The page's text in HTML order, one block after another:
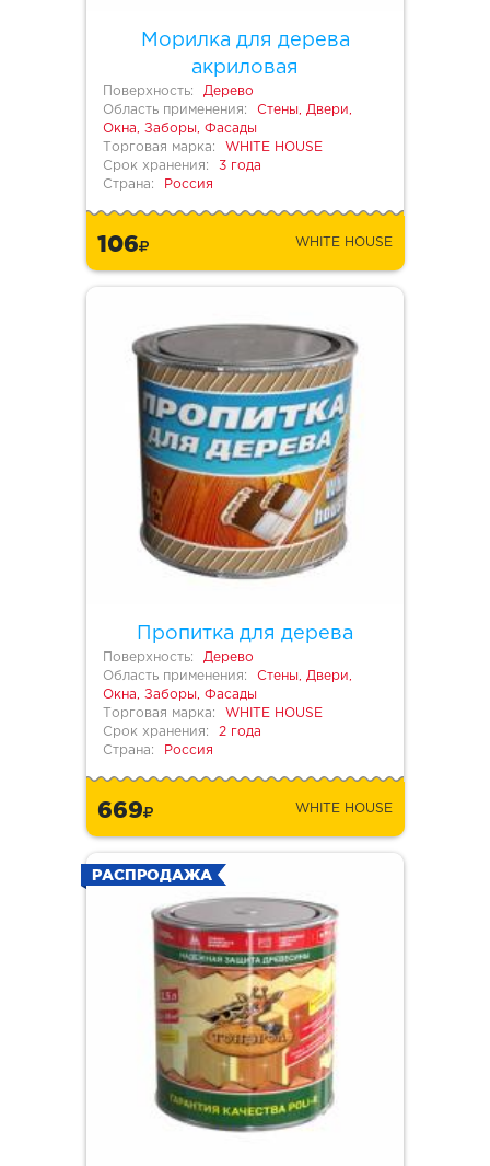
Морилка для дерева
акриловая
Поверхность:
Дерево
Область применения:
Стены, Двери,
Окна, Заборы, Фасады
Торговая марка:
WHITE HOUSE
Срок хранения:
3 года
Страна:
Россия
106 WHITE HOUSE
Пропитка для дерева
Поверхность:
Дерево
Область применения:
Стены, Двери,
Окна, Заборы, Фасады
Торговая марка:
WHITE HOUSE
Срок хранения:
2 года
Страна:
Россия
669 WHITE HOUSE
РАСПРОДАЖА